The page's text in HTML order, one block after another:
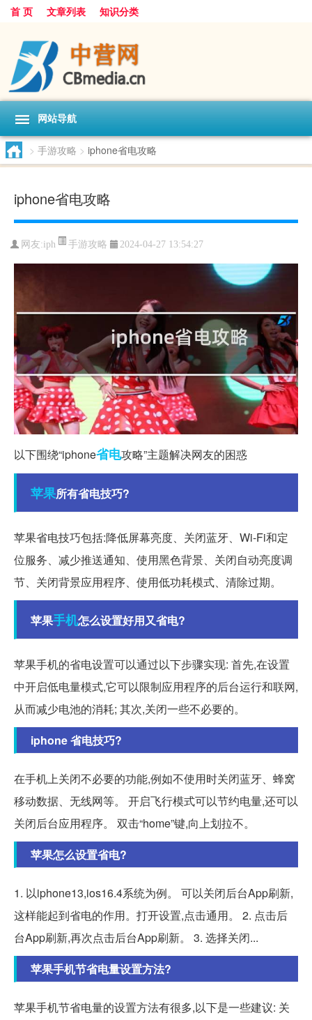
首 页 文章列表 知识分类
网站导航
> 手游攻略 > iphone省电攻略
iphone省电攻略
网友:iph 手游攻略 2024-04-27 13:54:27
以下围绕“iphone省电攻略”主题解决网友的困惑
苹果所有省电技巧?
苹果省电技巧包括:降低屏幕亮度、关闭蓝牙、Wi-Fi和定
位服务、减少推送通知、使用黑色背景、关闭自动亮度调
节、关闭背景应用程序、使用低功耗模式、清除过期。
苹果手机怎么设置好用又省电?
苹果手机的省电设置可以通过以下步骤实现: 首先,在设置
中开启低电量模式,它可以限制应用程序的后台运行和联网,
从而减少电池的消耗; 其次,关闭一些不必要的。
iphone 省电技巧?
在手机上关闭不必要的功能,例如不使用时关闭蓝牙、蜂窝
移动数据、无线网等。 开启飞行模式可以节约电量,还可以
关闭后台应用程序。 双击“home”键,向上划拉不。
苹果怎么设置省电?
1. 以iphone13,ios16.4系统为例。 可以关闭后台App刷新,
这样能起到省电的作用。打开设置,点击通用。 2. 点击后
台App刷新,再次点击后台App刷新。 3. 选择关闭...
苹果手机节省电量设置方法?
苹果手机节省电量的设置方法有很多,以下是一些建议: 关